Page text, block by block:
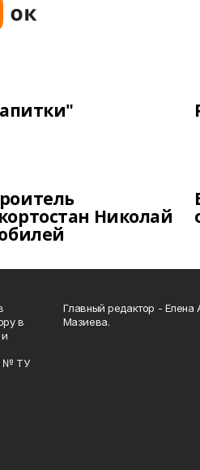
Николай
в
№ ТУ
Главный редактор - Елена
Мазиева.